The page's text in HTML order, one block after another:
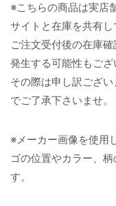
※こちらの商品は実店
サイトと在庫を共有し
ご注文受付後の在庫
発生する可能性もござ
その際は申し訳ござ
でご了承下さいませ。
※メーカー画像を使用
ゴの位置やカラー、
す。